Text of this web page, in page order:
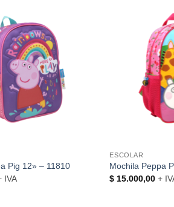
Pig 12» – 11810
IVA
ESCOLAR
Mochila Peppa
$ 15.000,00 +